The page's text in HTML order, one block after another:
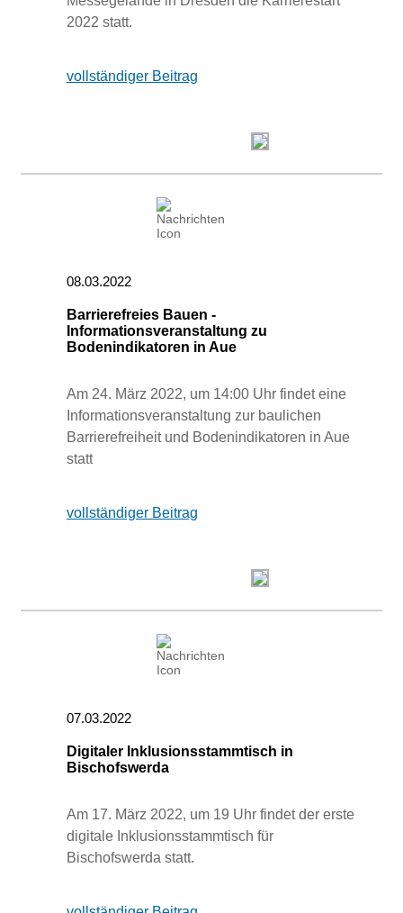
2022 statt.
vollständiger Beitrag
08.03.2022
Barrierefreies Bauen -
Informationsveranstaltung zu
Bodenindikatoren in Aue
Am 24. März 2022, um 14:00 Uhr findet eine
Informationsveranstaltung zur baulichen
Barrierefreiheit und Bodenindikatoren in Aue
statt
vollständiger Beitrag
07.03.2022
Digitaler Inklusionsstammtisch in
Bischofswerda
Am 17. März 2022, um 19 Uhr findet der erste
digitale Inklusionsstammtisch für
Bischofswerda statt.